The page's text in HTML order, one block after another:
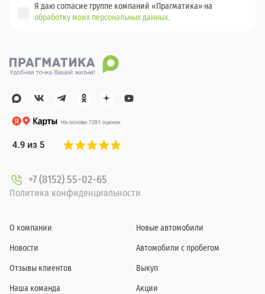
Я даю согласие группе компаний «Прагматика» на
обработку моих персональных данных.
+7 (8152) 55-02-65
Политика конфиденциальности
О компании
Новости
Отзывы клиентов
Наша команда
Новые автомобили
Автомобили с пробегом
Выкуп
Акции